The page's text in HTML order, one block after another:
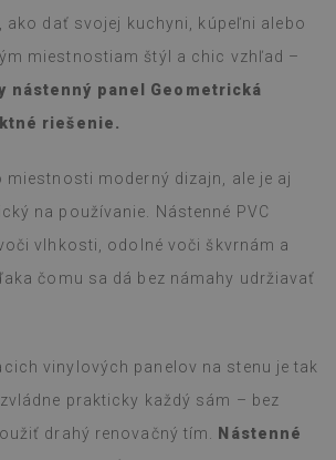
ako dať svojej kuchyni, kúpeľni alebo
miestnostiam štýl a chic vzhľad –
nástenný panel Geometrická
riešenie.
miestnosti moderný dizajn, ale je aj
na používanie. Nástenné PVC
vlhkosti, odolné voči škvrnám a
čomu sa dá bez námahy udržiavať
vinylových panelov na stenu je tak
prakticky každý sám – bez
drahý renovačný tím.
Nástenné